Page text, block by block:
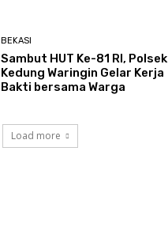
BEKASI
Sambut HUT Ke-81 RI, Polsek
Kedung Waringin Gelar Kerja
Bakti bersama Warga
Load more